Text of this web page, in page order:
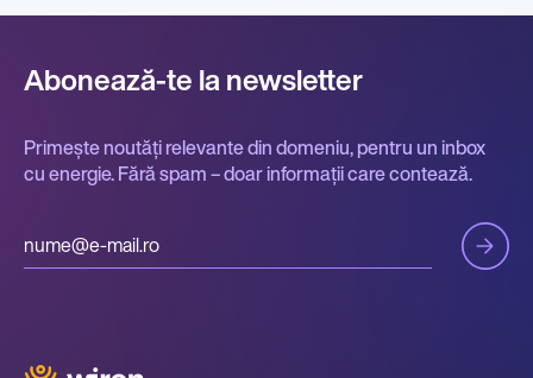
Abonează-te la newsletter
Primește noutăți relevante din domeniu, pentru un inbox
cu energie. Fără spam – doar informații care contează.